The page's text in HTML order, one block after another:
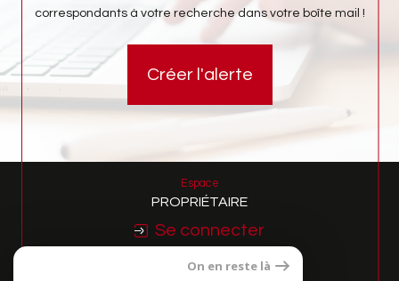
correspondants à votre recherche dans votre boîte mail !
Créer l'alerte
Espace
PROPRIÉTAIRE
Se connecter
Nous
On en reste là